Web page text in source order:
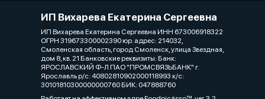
ИП Вихарева Екатерина Сергеевна
ИП Вихарева Екатерина Сергеевна ИНН 673006918322
ОГРН 319673300002390 юр. адрес: 214032,
Смоленская область, город Смоленск, улица Звездная,
дом 8, кв. 21 Банковские реквизиты: Банк:
ЯРОСЛАВСКИЙ Ф-Л ПАО "ПРОМСВЯЗЬБАНК" г.
Ярославль р/с: 40802810902000118993 к/с:
30101810300000000760 БИК: 047888760